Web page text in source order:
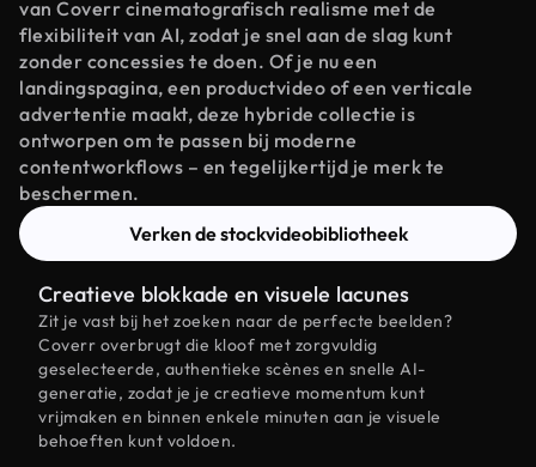
van Coverr cinematografisch realisme met de
flexibiliteit van AI, zodat je snel aan de slag kunt
zonder concessies te doen. Of je nu een
landingspagina, een productvideo of een verticale
advertentie maakt, deze hybride collectie is
ontworpen om te passen bij moderne
contentworkflows – en tegelijkertijd je merk te
beschermen.
Verken de stockvideobibliotheek
Creatieve blokkade en visuele lacunes
Zit je vast bij het zoeken naar de perfecte beelden?
Coverr overbrugt die kloof met zorgvuldig
geselecteerde, authentieke scènes en snelle AI-
generatie, zodat je je creatieve momentum kunt
vrijmaken en binnen enkele minuten aan je visuele
behoeften kunt voldoen.